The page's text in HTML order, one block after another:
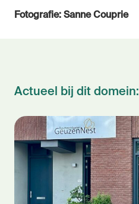
Fotografie: Sanne Couprie
Actueel bij dit domein: